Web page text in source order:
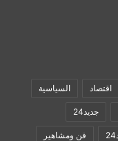
اقتصاد السياسية
جديد24
فن ومشاهير